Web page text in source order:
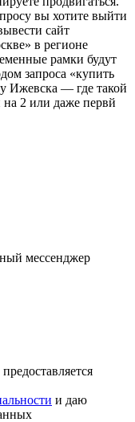
вы хотите выйти
сайт
в регионе
рамки будут
запроса «купить
Ижевска — где такой
2 или даже первй
мессенджер
и даю